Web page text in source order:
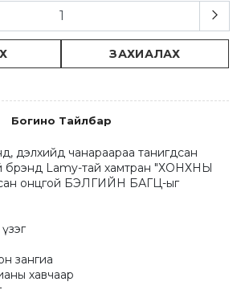
ЗАХИАЛАХ
Богино Тайлбар
дэлхийд чанараараа танигдсан
брэнд Lamy-тай хамтран "ХОНХНЫ
онцгой БЭЛГИЙН БАГЦ-ыг
зангиа
хавчаар